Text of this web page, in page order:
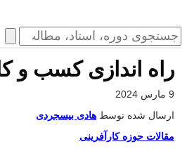
راه اندازی کسب و
9 مارس 2024
ارسال شده توسط هادی بیسجردی
مقالات حوزه کارآفرینی